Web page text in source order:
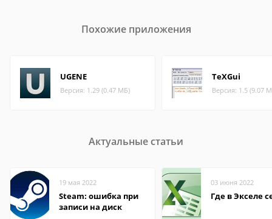
Похожие приложения
UGENE
Версия: 1.29 (0.47 МБ)
TeXGui
Версия: 1.5 (9.07
Актуальные статьи
19 мая 2022
Steam: ошибка при
записи на диск
03 июня 2022
Где в Экселе